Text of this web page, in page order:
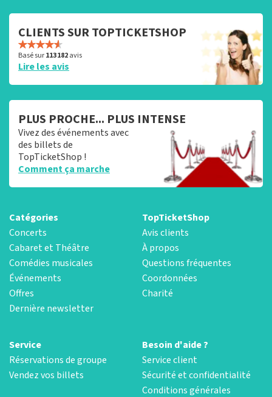
CLIENTS SUR TOPTICKETSHOP
Basé sur113 182avis
Lire les avis
PLUS PROCHE... PLUS INTENSE
Vivez des événements avec
des billets de
TopTicketShop !
Comment ça marche
Catégories
Concerts
Cabaret et Théâtre
Comédies musicales
Événements
Offres
Dernière newsletter
TopTicketShop
Avis clients
À propos
Questions fréquentes
Coordonnées
Charité
Service
Réservations de groupe
Vendez vos billets
Besoin d'aide ?
Service client
Sécurité et confidentialité
Conditions générales